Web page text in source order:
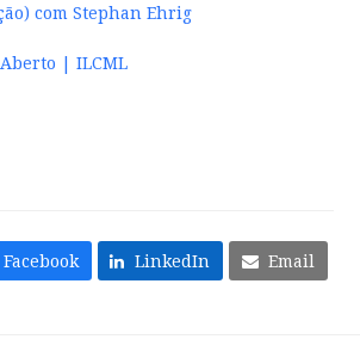
com Stephan Ehrig
| ILCML
Facebook LinkedIn Email